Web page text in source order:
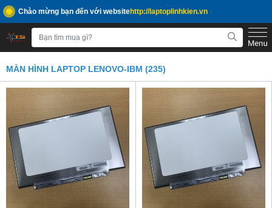
Chào mừng bạn đến với websitehttp://laptoplinhkien.vn
MÀN HÌNH LAPTOP LENOVO-IBM (235)